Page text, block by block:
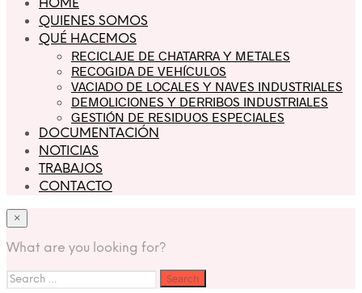
HOME
QUIENES SOMOS
QUÉ HACEMOS
RECICLAJE DE CHATARRA Y METALES
RECOGIDA DE VEHÍCULOS
VACIADO DE LOCALES Y NAVES INDUSTRIALES
DEMOLICIONES Y DERRIBOS INDUSTRIALES
GESTIÓN DE RESIDUOS ESPECIALES
DOCUMENTACIÓN
NOTICIAS
TRABAJOS
CONTACTO
×
What are you looking for?